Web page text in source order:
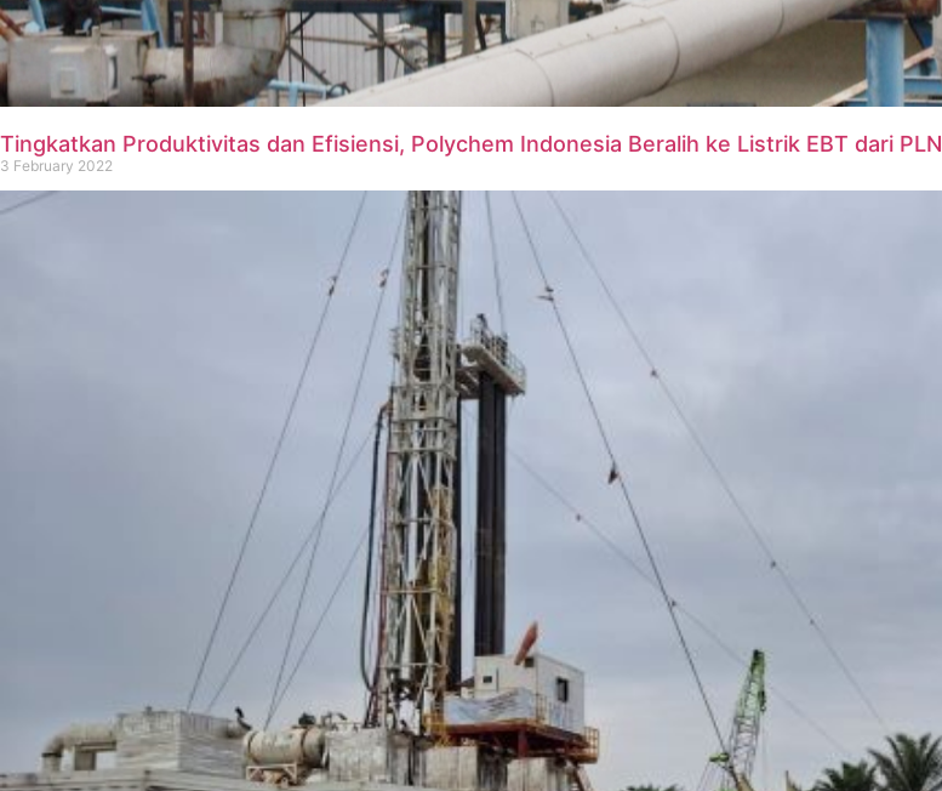
Tingkatkan Produktivitas dan Efisiensi, Polychem Indonesia Beralih ke Listrik EBT dari PLN
3 February 2022